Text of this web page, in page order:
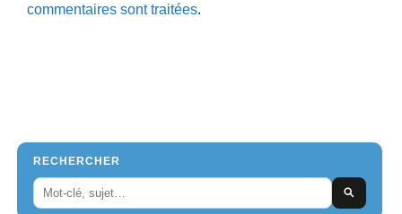
commentaires sont traitées.
RECHERCHER